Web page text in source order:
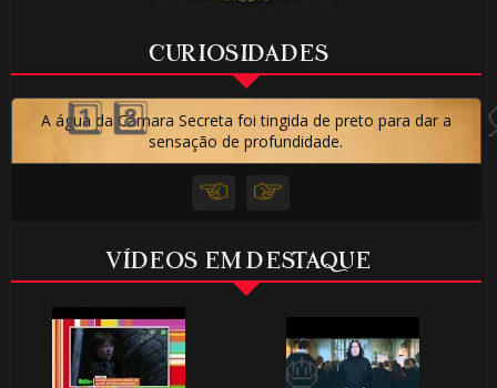
CURIOSIDADES
A água da Câmara Secreta foi tingida de preto para dar a
sensação de profundidade.
VÍDEOS EM DESTAQUE